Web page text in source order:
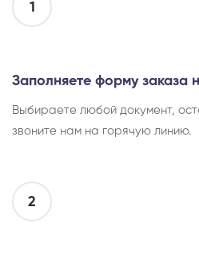
1
Заполняете форму заказа
Выбираете любой документ,
звоните нам на горячую линию.
2